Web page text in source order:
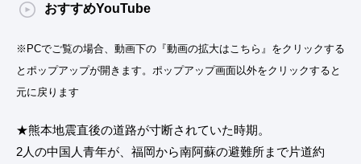
おすすめYouTube
※PCでご覧の場合、動画下の『動画の拡大はこちら』をクリックする
とポップアップが開きます。ポップアップ画面以外をクリックすると
元に戻ります
★熊本地震直後の道路が寸断されていた時期。
2人の中国人青年が、福岡から南阿蘇の避難所まで片道約